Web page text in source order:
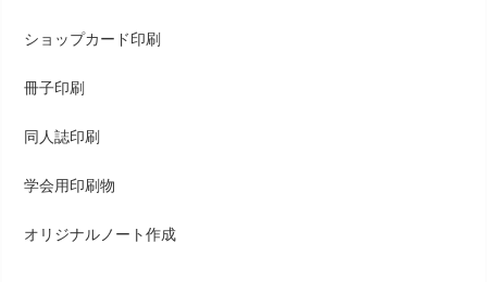
ショップカード印刷
冊子印刷
同人誌印刷
学会用印刷物
オリジナルノート作成